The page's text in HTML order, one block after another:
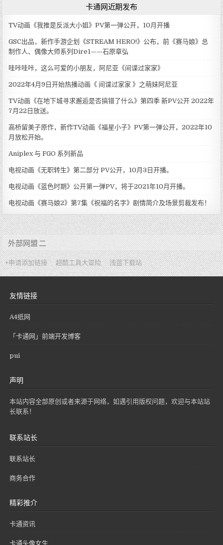
卡通网近期发布
TV动画《我推是反派大小姐》PV第一弹公开，10月开播
GSC出品，新作手游企划《STREAM HERO!》公布，前《赛马娘》总
制作人、偶像大师系列Dire1——石原章弘
哇咔哇咔，这么可爱的小朋友，阿尼亚《间谍过家家》
2022年4月9日开始热播动画《 间谍过家家 》之萌妹阿尼亚
TV动画《在地下城寻求邂逅是否搞错了什么》第四季 新PV公开 2022年
7月22日放送。
高桥留美子原作，新作TV动画《福星小子》PV第一弹公开，2022年10
月放松开始。
Aniplex 与 FGO 系列新品
电视动画《无职转生》第二部分 PV公开，10月3日开播。
电视动画《蓝色时期》公开第一弹PV，将于2021年10月开播。
电视动画《赛马娘2》第7集《祝福的名字》剧情简介及场景剪裁发布！
外部网盟 二
+申请添加链接 超酷工具大冒险 浅蓝下载站
友情链接
A4纸网
「卡通网」前端开发博客
pui
声明
本站内容全部原创或者来源于网络，如遇引用版权问题，欢迎与本站站
长联系！
联系站长
联系站长
商务合作
精彩推介
卡通资讯
卡通头像女生